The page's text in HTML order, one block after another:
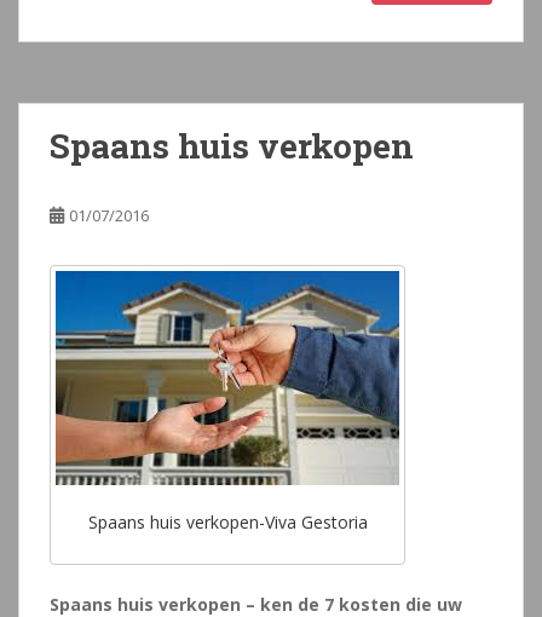
Spaans huis verkopen
01/07/2016
Spaans huis verkopen-Viva Gestoria
Spaans huis verkopen – ken de 7 kosten die uw